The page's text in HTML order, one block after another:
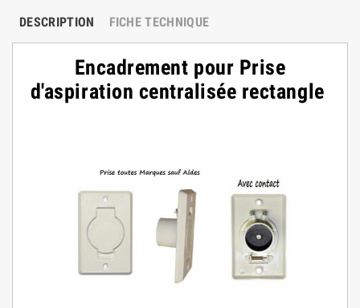
DESCRIPTION FICHE TECHNIQUE
Encadrement pour Prise
d'aspiration centralisée rectangle